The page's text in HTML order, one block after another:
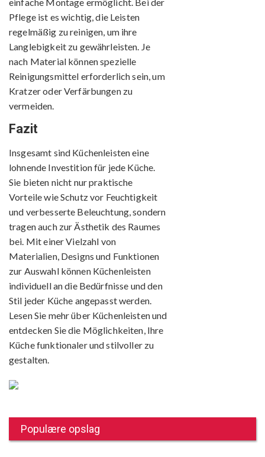
Pflege ist es wichtig, die Leisten
regelmäßig zu reinigen, um ihre
Langlebigkeit zu gewährleisten. Je
nach Material können spezielle
Reinigungsmittel erforderlich sein, um
Kratzer oder Verfärbungen zu
vermeiden.
Fazit
Insgesamt sind Küchenleisten eine
lohnende Investition für jede Küche.
Sie bieten nicht nur praktische
Vorteile wie Schutz vor Feuchtigkeit
und verbesserte Beleuchtung, sondern
tragen auch zur Ästhetik des Raumes
bei. Mit einer Vielzahl von
Materialien, Designs und Funktionen
zur Auswahl können Küchenleisten
individuell an die Bedürfnisse und den
Stil jeder Küche angepasst werden.
Lesen Sie mehr über Küchenleisten und
entdecken Sie die Möglichkeiten, Ihre
Küche funktionaler und stilvoller zu
gestalten.
Populære opslag